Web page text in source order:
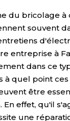
du bricolage à
souvent
entreprise à
dans ce
à quel point
être
effet, qu'il
une